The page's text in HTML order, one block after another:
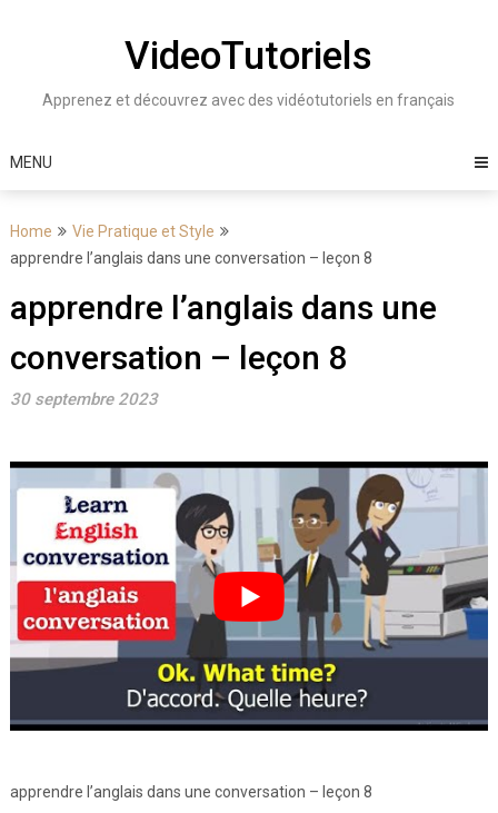
VideoTutoriels
Apprenez et découvrez avec des vidéotutoriels en français
MENU
Home
Vie Pratique et Style
apprendre l’anglais dans une conversation – leçon 8
apprendre l’anglais dans une
conversation – leçon 8
30 septembre 2023
apprendre l’anglais dans une conversation – leçon 8